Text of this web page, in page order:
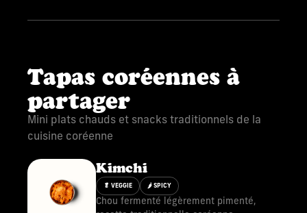
Tapas coréennes à
partager
Mini plats chauds et snacks traditionnels de la
cuisine coréenne
Kimchi
🥬 VEGGIE 🌶 SPICY
Chou fermenté légèrement pimenté,